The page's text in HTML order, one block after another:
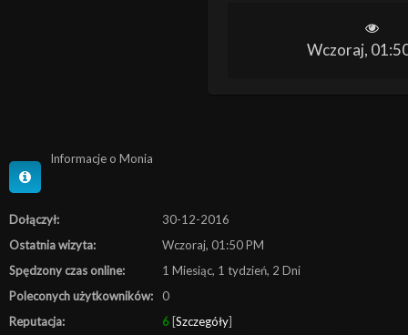
Wczoraj,
Informacje o Monia
Dołączył:
30-12-2016
Ostatnia wizyta:
Wczoraj, 01:50 PM
Spędzony czas online:
1 Miesiąc, 1 tydzień, 2 Dni
Poleconych użytkowników:
0
Reputacja:
6 [Szczegóły]